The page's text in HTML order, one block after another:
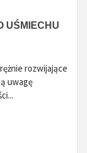
UŚMIECHU
rozwijające
uwagę